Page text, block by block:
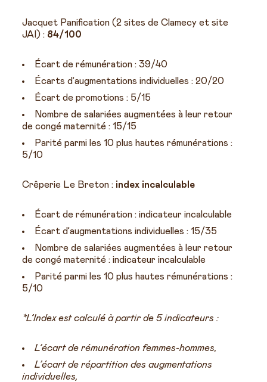
Jacquet Panification (2 sites de Clamecy et site
JAI) : 84/100
Écart de rémunération : 39/40
Écarts d’augmentations individuelles : 20/20
Écart de promotions : 5/15
Nombre de salariées augmentées à leur retour
de congé maternité : 15/15
Parité parmi les 10 plus hautes rémunérations :
5/10
Crêperie Le Breton : index incalculable
Écart de rémunération : indicateur incalculable
Écart d’augmentations individuelles : 15/35
Nombre de salariées augmentées à leur retour
de congé maternité : indicateur incalculable
Parité parmi les 10 plus hautes rémunérations :
5/10
*L’Index est calculé à partir de 5 indicateurs :
L’écart de rémunération femmes-hommes,
L’écart de répartition des augmentations
individuelles,